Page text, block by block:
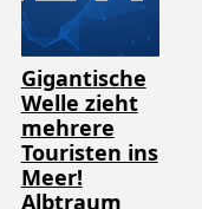
Gigantische
Welle zieht
mehrere
Touristen ins
Meer!
Albtraum